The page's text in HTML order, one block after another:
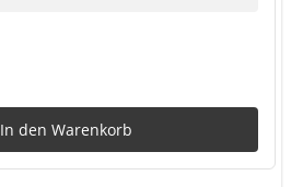
In den Warenkorb